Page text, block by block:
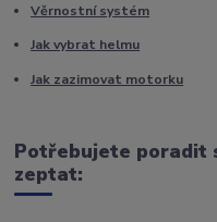
Věrnostní systém
Jak vybrat helmu
Jak zazimovat motorku
Potřebujete poradit
zeptat: